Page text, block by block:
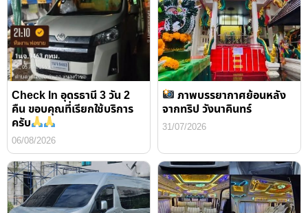
Check In อุดรธานี 3 วัน 2
คืน ขอบคุณที่เรียกใช้บริการ
ครับ
06/08/2026
ภาพบรรยากาศย้อนหลัง
จากทริป วังนาคินทร์
31/07/2026